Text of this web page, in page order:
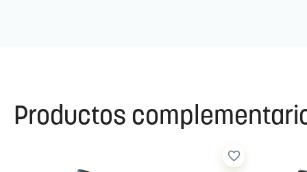
Productos
favorite_border